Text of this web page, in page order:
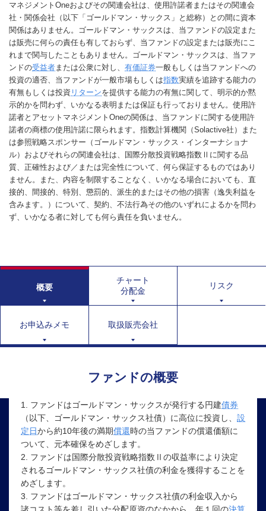
マネジメントOneおよびその関連会社は、使用許諾者またはその関連会
社・関係会社（以下「ゴールドマン・サックス」と総称）との間に資本
関係はありません。ゴールドマン・サックスは、当ファンドの設定また
は販売に何らの責任も有しておらず、当ファンドの設定または販売にこ
れまで関与したこともありません。ゴールドマン・サックスは、当ファ
ンドの受益者または公衆に対し、 有価証券一般もしくは当ファンドへの
投資の適否、当ファンドが一般市場もしくは指数実績を追跡する能力の
有無もしくは投資 リターンを提供する能力の有無に関して、明示的か黙
示的かを問わず、いかなる表明または保証も行っておりません。使用許
諾者とアセットマネジメントOneの関係は、当ファンドに関する使用許
諾者の商標の使用許諾に限られます。指数計算機関（Solactive社）また
は参照戦略スポンサー（ゴールドマン・サックス・インターナショナ
ル）およびそれらの関連会社は、国際分散投資戦略指数Ⅱに関する品
質、正確性および／または完全性について、何ら保証するものではあり
ません。また、内容を制限することなく、いかなる場合においても、直
接的、間接的、特別、懲罰的、派生的またはその他の損害（逸失利益を
含みます。）について、契約、不法行為その他のいずれによるかを問わ
ず、いかなる者に対しても何ら責任を負いません。
概要
チャート
分配金
リスク
お申込みメモ 取扱販売会社
ファンドの概要
1. ファンドはゴールドマン・サックスが発行する円建債券
（以下、ゴールドマン・サックス社債）に高位に投資し、 設
定日から約10年後の満期償還時の当ファンドの償還価額に
ついて、元本確保をめざします。
2. ファンドは国際分散投資戦略指数 Ⅱの収益率により決定
されるゴールドマン・サックス社債の利金を獲得することを
めざします。
3. ファンドはゴールドマン・サックス社債の利金収入から